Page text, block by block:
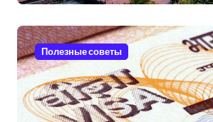
Полезные советы